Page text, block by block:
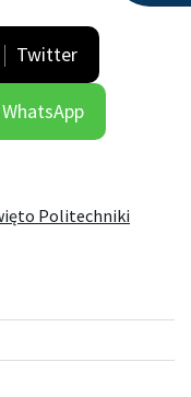
Twitter
WhatsApp
Politechniki